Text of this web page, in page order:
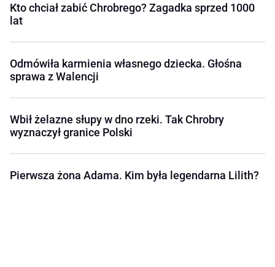
Kto chciał zabić Chrobrego? Zagadka sprzed 1000
lat
Odmówiła karmienia własnego dziecka. Głośna
sprawa z Walencji
Wbił żelazne słupy w dno rzeki. Tak Chrobry
wyznaczył granice Polski
Pierwsza żona Adama. Kim była legendarna Lilith?